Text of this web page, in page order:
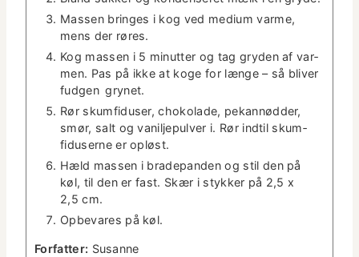
Massen bringes i kog ved medi­um varme,
mens der røres.
Kog massen i 5 min­ut­ter og tag gry­den af var­
men. Pas på ikke at koge for længe – så bliv­er
fud­gen grynet.
Rør skum­fiduser, choko­lade, pekan­nød­der,
smør, salt og vanil­jepul­ver i. Rør indtil skum­
fiduserne er opløst.
Hæld massen i brade­pan­den og stil den på
køl, til den er fast. Skær i stykker på 2,5 x
2,5 cm.
Opbe­vares på køl.
For­fat­ter: Susanne